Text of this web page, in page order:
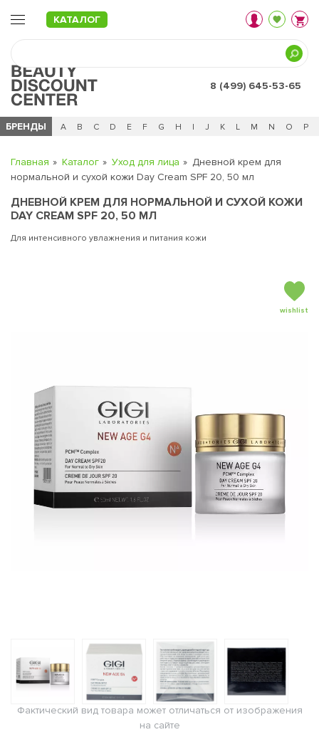
КАТАЛОГ
8 (499) 645-53-65
БРЕНДЫ
Ч 0 - 9 A B C D E F G H I J K L M N O P
Главная Каталог Уход для лица
Дневной крем для
нормальной и сухой кожи Day Cream SPF 20, 50 мл
ДНЕВНОЙ КРЕМ ДЛЯ НОРМАЛЬНОЙ И СУХОЙ КОЖИ
DAY CREAM SPF 20, 50 МЛ
Для интенсивного увлажнения и питания кожи
wishlist
Фактический вид товара может отличаться от изображения
на сайте